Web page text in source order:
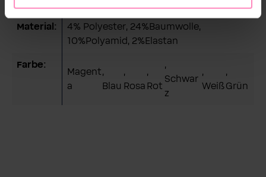
Material:
4% Polyester, 24%Baumwolle,
10%Polyamid, 2%Elastan
Farbe:
Magent
a
,
Blau
,
Rosa
,
Rot
,
Schwar
z
,
Weiß
,
Grün